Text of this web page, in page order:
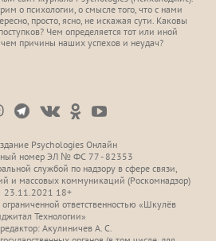
о психологии, о смысле того, что с нами
просто, ясно, не искажая сути. Каковы
Чем определяется тот или иной
причины наших успехов и неудач?
Psychologies Онлайн
номер ЭЛ № ФС 77 - 82353
службой по надзору в сфере связи,
и массовых коммуникаций (Роскомнадзор)
23.11.2021 18+
ответственностью «Шкулёв
Технологии»
Акулиничев А. С.